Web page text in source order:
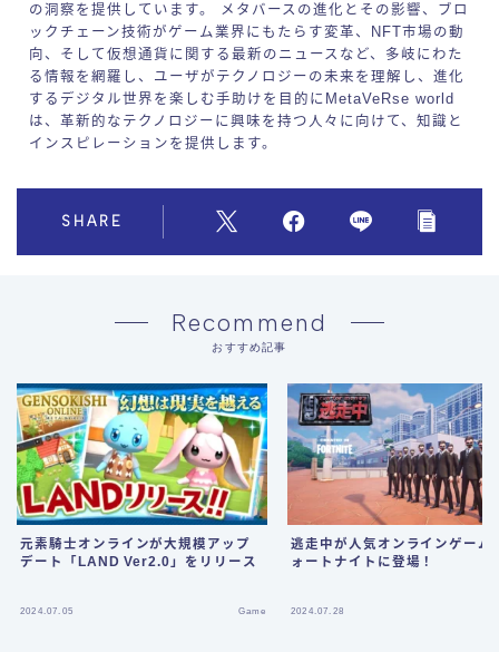
の洞察を提供しています。 メタバースの進化とその影響、ブロ
ックチェーン技術がゲーム業界にもたらす変革、NFT市場の動
向、そして仮想通貨に関する最新のニュースなど、多岐にわた
る情報を網羅し、ユーザがテクノロジーの未来を理解し、進化
するデジタル世界を楽しむ手助けを目的にMetaVeRse world
は、革新的なテクノロジーに興味を持つ人々に向けて、知識と
インスピレーションを提供します。
SHARE
Recommend
おすすめ記事
元素騎士オンラインが大規模アップ
デート「LAND Ver2.0」をリリース
2024.07.05 Game
逃走中が人気オンラインゲーム
ォートナイトに登場！
2024.07.28